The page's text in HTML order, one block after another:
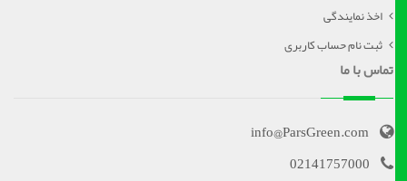
اخذ نمایندگی
ثبت نام حساب کاربری
تماس با ما
info@ParsGreen.com
02141757000